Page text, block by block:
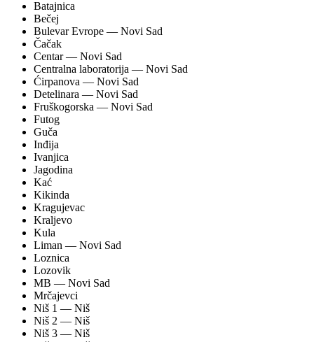
Batajnica
Bečej
Bulevar Evrope — Novi Sad
Čačak
Centar — Novi Sad
Centralna laboratorija — Novi Sad
Ćirpanova — Novi Sad
Detelinara — Novi Sad
Fruškogorska — Novi Sad
Futog
Guča
Inđija
Ivanjica
Jagodina
Kać
Kikinda
Kragujevac
Kraljevo
Kula
Liman — Novi Sad
Loznica
Lozovik
MB — Novi Sad
Mrčajevci
Niš 1 — Niš
Niš 2 — Niš
Niš 3 — Niš